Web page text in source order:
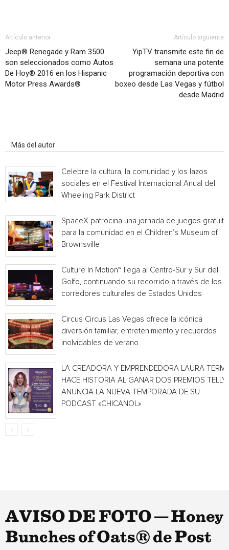
Artículo anterior
Jeep® Renegade y Ram 3500
son seleccionados como Autos
De Hoy® 2016 en los Hispanic
Motor Press Awards®
Artículo siguiente
YipTV transmite este fin de
semana una potente
programación deportiva con
boxeo desde Las Vegas y fútbol
desde Madrid
Más del autor
Celebre la cultura, la comunidad y los lazos
sociales en el Festival Internacional Anual del
Wheeling Park District
SpaceX patrocina una jornada de juegos gratuita
para la comunidad en el Children’s Museum of
Brownsville
Culture In Motion™ llega al Centro-Sur y Sur del
Golfo, continuando su recorrido a través de los
corredores culturales de Estados Unidos
Circus Circus Las Vegas ofrece la icónica
diversión familiar, entretenimiento y recuerdos
inolvidables de verano
LA CREADORA Y EMPRENDEDORA LAURA
HACE HISTORIA AL GANAR DOS PREMIOS TELLY
ANUNCIA LA NUEVA TEMPORADA DE SU
PODCAST «CHICANOL»
AVISO DE FOTO — Honey
Bunches of Oats® de Post